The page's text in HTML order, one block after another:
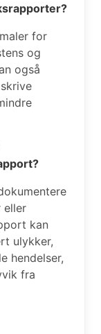
for
og
også
eller
kan
ulykker,
hendelser,
fra